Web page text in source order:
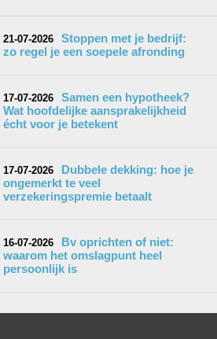
21-07-2026
Stoppen met je bedrijf:
zo regel je een soepele afronding
17-07-2026
Samen een hypotheek?
Wat hoofdelijke aansprakelijkheid
écht voor je betekent
17-07-2026
Dubbele dekking: hoe je
ongemerkt te veel
verzekeringspremie betaalt
16-07-2026
Bv oprichten of niet:
waarom het omslagpunt heel
persoonlijk is